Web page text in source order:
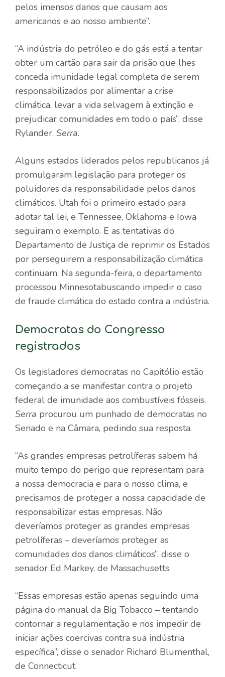
pelos imensos danos que causam aos
americanos e ao nosso ambiente”.
“A indústria do petróleo e do gás está a tentar
obter um cartão para sair da prisão que lhes
conceda imunidade legal completa de serem
responsabilizados por alimentar a crise
climática, levar a vida selvagem à extinção e
prejudicar comunidades em todo o país”, disse
Rylander. Serra.
Alguns estados liderados pelos republicanos já
promulgaram legislação para proteger os
poluidores da responsabilidade pelos danos
climáticos. Utah foi o primeiro estado para
adotar tal lei, e Tennessee, Oklahoma e Iowa
seguiram o exemplo. E as tentativas do
Departamento de Justiça de reprimir os Estados
por perseguirem a responsabilização climática
continuam. Na segunda-feira, o departamento
processou Minnesotabuscando impedir o caso
de fraude climática do estado contra a indústria.
Democratas do Congresso
registrados
Os legisladores democratas no Capitólio estão
começando a se manifestar contra o projeto
federal de imunidade aos combustíveis fósseis.
Serra procurou um punhado de democratas no
Senado e na Câmara, pedindo sua resposta.
“As grandes empresas petrolíferas sabem há
muito tempo do perigo que representam para
a nossa democracia e para o nosso clima, e
precisamos de proteger a nossa capacidade de
responsabilizar estas empresas. Não
deveríamos proteger as grandes empresas
petrolíferas – deveríamos proteger as
comunidades dos danos climáticos”, disse o
senador Ed Markey, de Massachusetts.
“Essas empresas estão apenas seguindo uma
página do manual da Big Tobacco – tentando
contornar a regulamentação e nos impedir de
iniciar ações coercivas contra sua indústria
específica”, disse o senador Richard Blumenthal,
de Connecticut.